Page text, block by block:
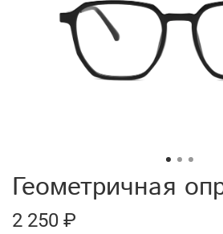
Геометричная
2 250 ₽